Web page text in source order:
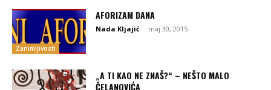
Zanimljivosti
AFORIZAM DANA
Nada Kljajić - maj 30, 2015
„A TI KAO NE ZNAŠ?“ – NEŠTO MALO
ČELANOVIĆA